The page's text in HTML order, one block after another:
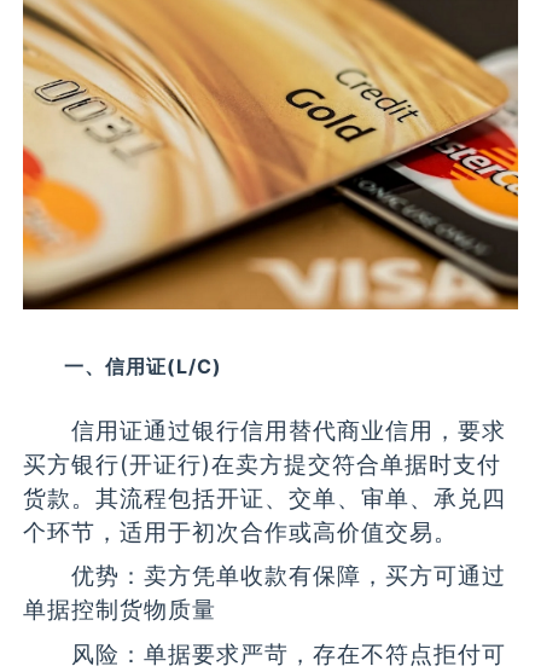
一、信用证(L/C)
信用证通过银行信用替代商业信用，要求
买方银行(开证行)在卖方提交符合单据时支付
货款。其流程包括开证、交单、审单、承兑四
个环节，适用于初次合作或高价值交易。
优势：卖方凭单收款有保障，买方可通过
单据控制货物质量
风险：单据要求严苛，存在不符点拒付可